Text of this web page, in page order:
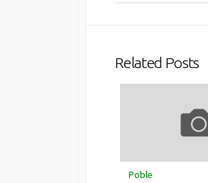
Related Posts
Poble